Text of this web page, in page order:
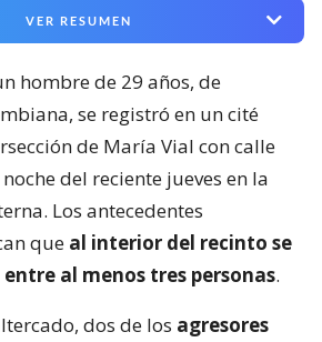
VER RESUMEN
hombre de 29 años, de
se registró en un cité
de María Vial con calle
del reciente jueves en la
Los antecedentes
que al interior del recinto se
al menos tres personas.
dos de los agresores